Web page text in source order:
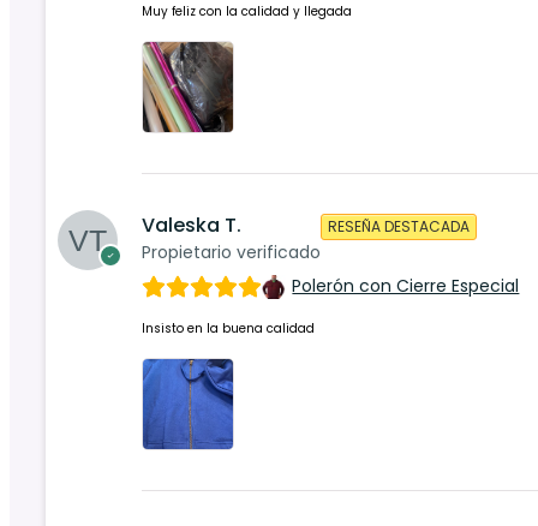
Muy feliz con la calidad y llegada
Valeska T.
Propietario verificado
RESEÑA DESTACADA
Polerón con Cierre Especial
Insisto en la buena calidad